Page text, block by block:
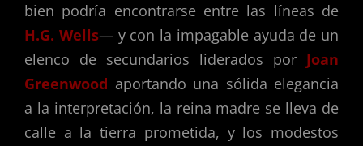
bien podría encontrarse entre las líneas de
H.G. Wells— y con la impagable ayuda de un
elenco de secundarios liderados por Joan
Greenwood aportando una sólida elegancia
a la interpretación, la reina madre se lleva de
calle a la tierra prometida, y los modestos